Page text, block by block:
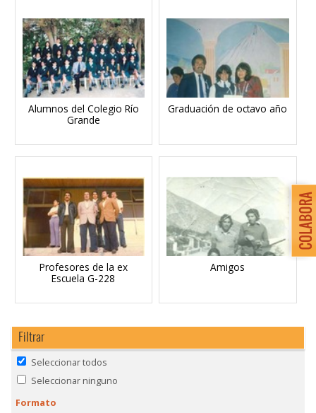
Alumnos del Colegio Río
Grande
Graduación de octavo año
Profesores de la ex
Escuela G-228
Amigos
Filtrar
Seleccionar todos
Seleccionar ninguno
Formato